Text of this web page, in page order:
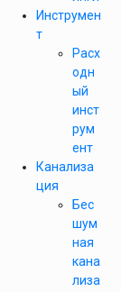
Инструмен
т
Расх
одн
ый
инст
рум
ент
Канализа
ция
Бес
шум
ная
кана
лиза